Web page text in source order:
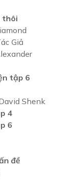
thôi
Giả
tập 6
Shenk
4
6
đề